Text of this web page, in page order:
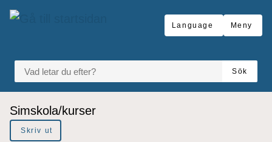
Gå till innehåll
till sidomeny
Language Meny
VAD LETAR DU EFTER?
Sök
Du är här:
Simskola/kurser
Skriv ut